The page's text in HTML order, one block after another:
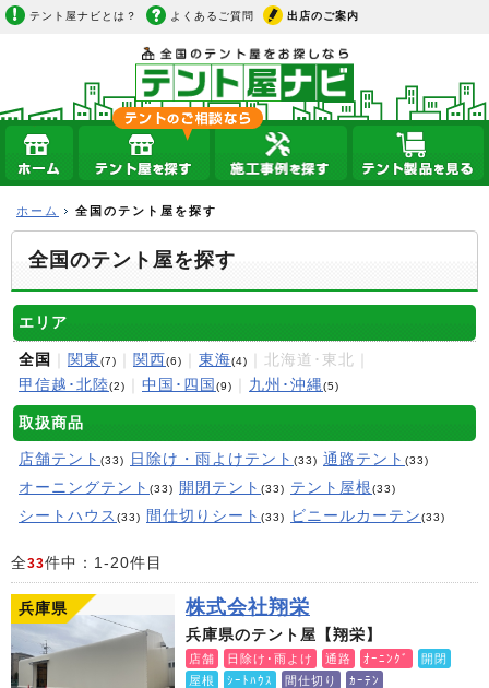
テント屋ナビとは？ よくあるご質問 出店のご案内
ホーム 全国のテント屋を探す
全国のテント屋を探す
エリア
全国 関東(7) 関西(6) 東海(4)
｜北海道･東北｜
甲信越･北陸(2) 中国･四国 (9) 九州･沖縄(5)
取扱商品
店舗テント (33) 日除け・雨よけテント (33) 通路テント (33)
オーニングテント (33) 開閉テント (33) テント屋根(33)
シートハウス (33) 間仕切りシート (33) ビニールカーテン(33)
全33件中：1-20件目
兵庫県 株式会社翔栄
兵庫県のテント屋【翔栄】
店舗 日除け･雨よけ 通路 ｵｰﾆﾝｸﾞ
開閉
屋根
ｼｰﾄﾊｳｽ 間仕切り
ｶｰﾃﾝ